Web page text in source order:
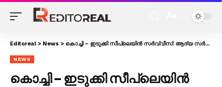
Editoreal > News > കൊച്ചി – ഇടുക്കി സീപ്ലെയിൻ സർവ്വീസ്: ആദ്യ സർവ്വീസ് തിങ്കളാഴ്ച
NEWS
കൊച്ചി – ഇടുക്കി സീപ്ലെയിൻ